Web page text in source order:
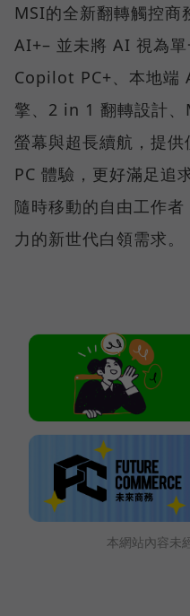
MSI的全新翻轉觸控
AI+– 並未將 AI 視為
Copilot PC+、本地端
擎、2 in 1 翻轉設計
螢幕與超長續航，提
PC 體驗，更好滿足追
隨時移動的自由工作
力的新世代白領需求。
本網站內容未